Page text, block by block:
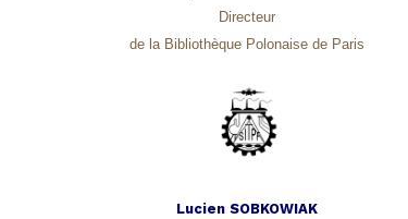
Directeur
de la Bibliothèque Polonaise de Paris
Lucien SOBKOWIAK